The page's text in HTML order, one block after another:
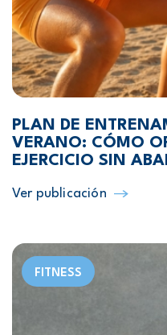
PLAN DE
VERANO: CÓMO
EJERCICIO SIN
Ver publicación
FITNESS